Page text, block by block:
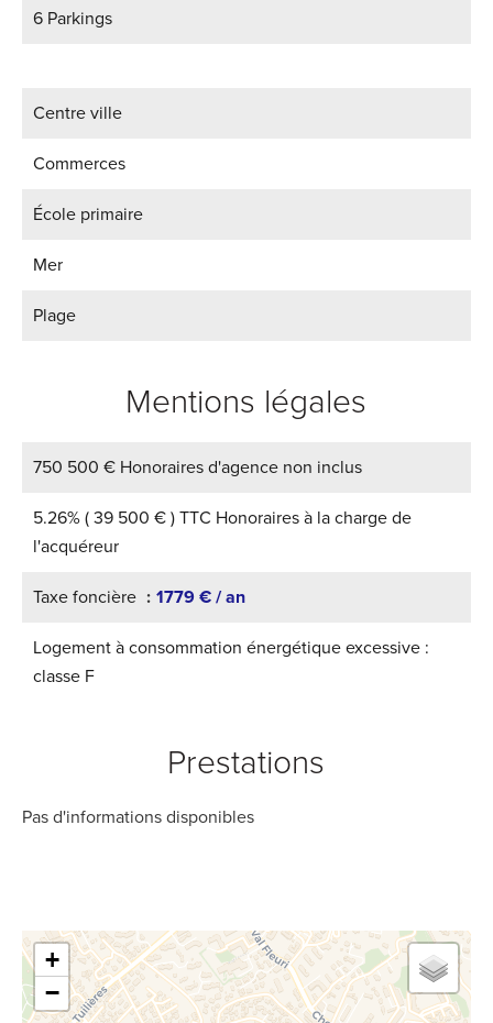
6 Parkings
Centre ville
Commerces
École primaire
Mer
Plage
Mentions légales
750 500 € Honoraires d'agence non inclus
5.26% ( 39 500 € ) TTC Honoraires à la charge de
l'acquéreur
Taxe foncière 1779 € / an
Logement à consommation énergétique excessive :
classe F
Prestations
Pas d'informations disponibles
+
−